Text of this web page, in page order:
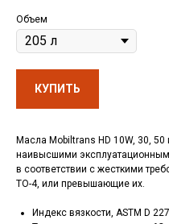
Объем
КУПИТЬ
Масла Mobiltrans HD 10W, 30,
наивысшими
в соответствии с жесткими
TO-4, или превышающие их.
Индекс вязкости, ASTM D